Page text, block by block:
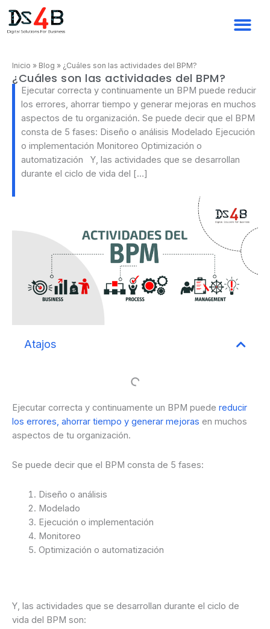
contenido
Inicio » Blog » ¿Cuáles son las actividades del BPM?
¿Cuáles son las actividades del BPM?
Ejecutar correcta y continuamente un BPM puede reducir
los errores, ahorrar tiempo y generar mejoras en muchos
aspectos de tu organización. Se puede decir que el BPM
consta de 5 fases: Diseño o análisis Modelado Ejecución
o implementación Monitoreo Optimización o
automatización Y, las actividades que se desarrollan
durante el ciclo de vida del […]
Atajos
Ejecutar correcta y continuamente un BPM puede reducir
los errores, ahorrar tiempo y generar mejoras en muchos
aspectos de tu organización.
Se puede decir que el BPM consta de 5 fases:
Diseño o análisis
Modelado
Ejecución o implementación
Monitoreo
Optimización o automatización
Y, las actividades que se desarrollan durante el ciclo de
vida del BPM son: